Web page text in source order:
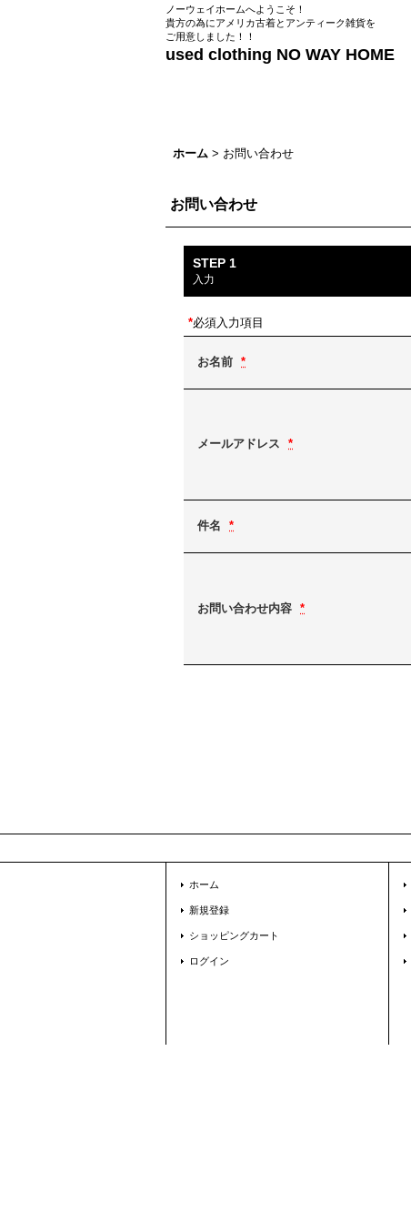
ノーウェイホームへようこそ！
貴方の為にアメリカ古着とアンティーク雑貨を
ご用意しました！！
used clothing NO WAY HOME
ホーム > お問い合わせ
お問い合わせ
STEP 1
入力
*必須入力項目
お名前 *
メールアドレス *
件名 *
お問い合わせ内容 *
ホーム
新規登録
ショッピングカート
ログイン